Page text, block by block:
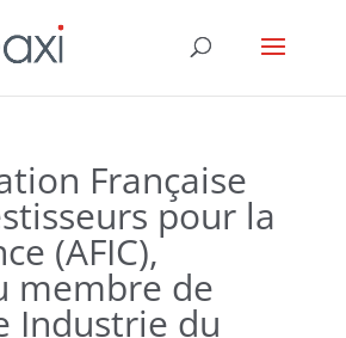
Française
pour la
(AFIC),
membre de
Industrie du